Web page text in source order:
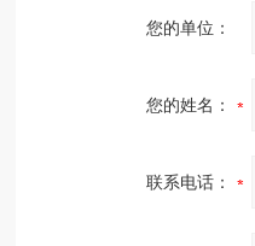
您的单位：
您的姓名：
联系电话：